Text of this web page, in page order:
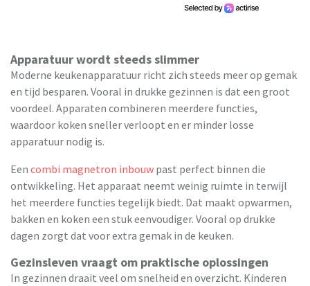
Apparatuur wordt steeds slimmer
Moderne keukenapparatuur richt zich steeds meer op gemak
en tijd besparen. Vooral in drukke gezinnen is dat een groot
voordeel. Apparaten combineren meerdere functies,
waardoor koken sneller verloopt en er minder losse
apparatuur nodig is.
Een combi magnetron inbouw past perfect binnen die
ontwikkeling. Het apparaat neemt weinig ruimte in terwijl
het meerdere functies tegelijk biedt. Dat maakt opwarmen,
bakken en koken een stuk eenvoudiger. Vooral op drukke
dagen zorgt dat voor extra gemak in de keuken.
Gezinsleven vraagt om praktische oplossingen
In gezinnen draait veel om snelheid en overzicht. Kinderen